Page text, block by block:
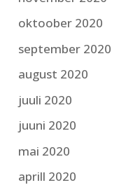
oktoober 2020
september 2020
august 2020
juuli 2020
juuni 2020
mai 2020
aprill 2020